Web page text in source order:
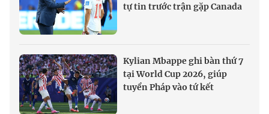
tự tin trước trận gặp Canada
Kylian Mbappe ghi bàn thứ 7
tại World Cup 2026, giúp
tuyển Pháp vào tứ kết